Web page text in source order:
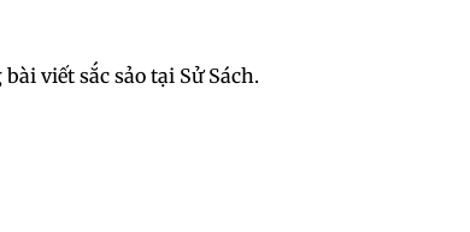
viết sắc sảo tại Sử Sách.